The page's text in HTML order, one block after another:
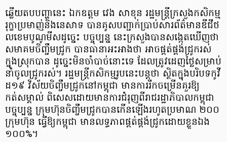
ឆ្លើយ​តប​បញ្ហា​នេះ ឯកឧត្តម វេ​ង សា​ខុន រដ្ឋមន្ត្រី​ក្រសួងកសិកម្ម
រុក្ខា​ប្រមាញ់​និង​នេសាទ បាន​គូសបញ្ជាក់​ប្រាប់​សារព័ត៌មាន​ឌី​ជី​ថ​
ល​ខេ​ម​បូ​ណូ​មី​ស​ដូច្នេះ បច្ចុប្បន្ន នេះ​ក្រសួង​បាន​សង្កេត​ឃើញ​ថា
សមាគម​ចិញ្ចឹម​ជ្រូក បាន​ធានា​អះអាង​ថា អាច​ផ្គត់ផ្គង់​ជ្រូក​រស់​
ក្នុងស្រុក​បាន ដូច្នេះ​មិន​ចាំបាច់​នោះ​ទេ ដែល​ត្រូវ​ដេញថ្លៃ​សម្រាប់​
នាំ​ចូល​ជ្រូក​រស់​។ រដ្ឋមន្ត្រី​កសិកម្ម​រូប​នេះ​បន្ត​ថា ស្ថិត​ក្នុង​បរិបទ​កូ​វី​
ដ​១៩ វិស័យ​ចិញ្ចឹម​ជ្រូក​នៅ​កម្ពុជា មានការ​រីក​ចម្រើន​គួរ​ឱ្យ​
កត់សម្គាល់ ពិសេស​ដោយ​មានការ​ជំរុញ​ពី​រាជរដ្ឋាភិបាល​កម្ពុជា
បច្ចុប្បន្ន ក្រុមហ៊ុន​ចិញ្ចឹម​ជ្រូក​បាន​កើនឡើង​រហូត​ប្រមាណ ២០០​
ក្រុមហ៊ុន ធ្វើ​ឱ្យ​កម្ពុជា មាន​លទ្ធភាព​ផ្គត់ផ្គង់​ជ្រូក​ដោយ​ខ្លួនឯង​
១០០%​។